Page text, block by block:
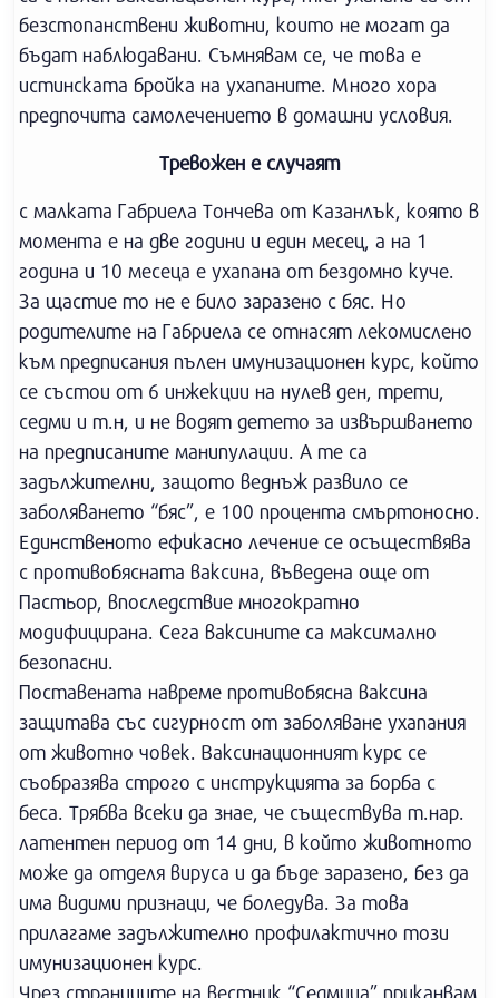
безстопанствени животни, които не могат да
бъдат наблюдавани. Съмнявам се, че това е
истинската бройка на ухапаните. Много хора
предпочита самолечението в домашни условия.
Тревожен е случаят
с малката Габриела Тончева от Казанлък, която в
момента е на две години и един месец, а на 1
година и 10 месеца е ухапана от бездомно куче.
За щастие то не е било заразено с бяс. Но
родителите на Габриела се отнасят лекомислено
към предписания пълен имунизационен курс, който
се състои от 6 инжекции на нулев ден, трети,
седми и т.н, и не водят детето за извършването
на предписаните манипулации. А те са
задължителни, защото веднъж развило се
заболяването “бяс”, е 100 процента смъртоносно.
Единственото ефикасно лечение се осъществява
с противобясната ваксина, въведена още от
Пастьор, впоследствие многократно
модифицирана. Сега ваксините са максимално
безопасни.
Поставената навреме противобясна ваксина
защитава със сигурност от заболяване ухапания
от животно човек. Ваксинационният курс се
съобразява строго с инструкцията за борба с
беса. Трябва всеки да знае, че съществува т.нар.
латентен период от 14 дни, в който животното
може да отделя вируса и да бъде заразено, без да
има видими признаци, че боледува. За това
прилагаме задължително профилактично този
имунизационен курс.
Чрез страниците на вестник “Седмица” приканвам